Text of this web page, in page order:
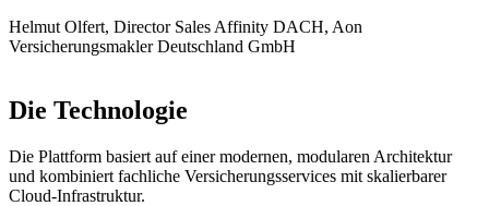
Helmut Olfert, Director Sales Affinity DACH, Aon
Versicherungsmakler Deutschland GmbH
Die Technologie
Die Plattform basiert auf einer modernen, modularen Architektur
und kombiniert fachliche Versicherungsservices mit skalierbarer
Cloud-Infrastruktur.